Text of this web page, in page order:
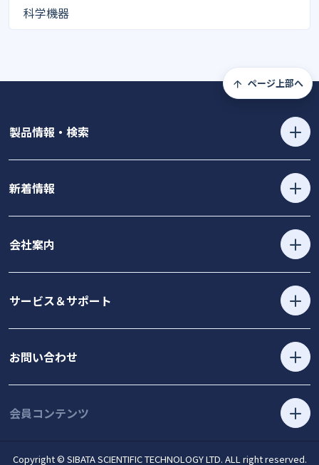
科学機器
ページ上部へ
製品情報・検索
新着情報
会社案内
サービス＆サポート
お問い合わせ
会員コンテンツ
Copyright © SIBATA SCIENTIFIC TECHNOLOGY LTD. ALL right reserved.